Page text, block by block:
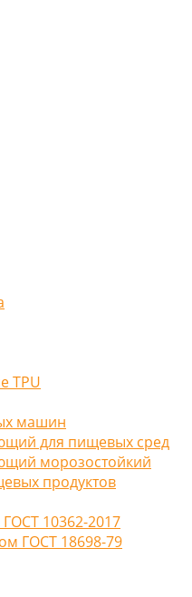
TPU
машин
для пищевых сред
морозостойкий
продуктов
10362-2017
ГОСТ 18698-79